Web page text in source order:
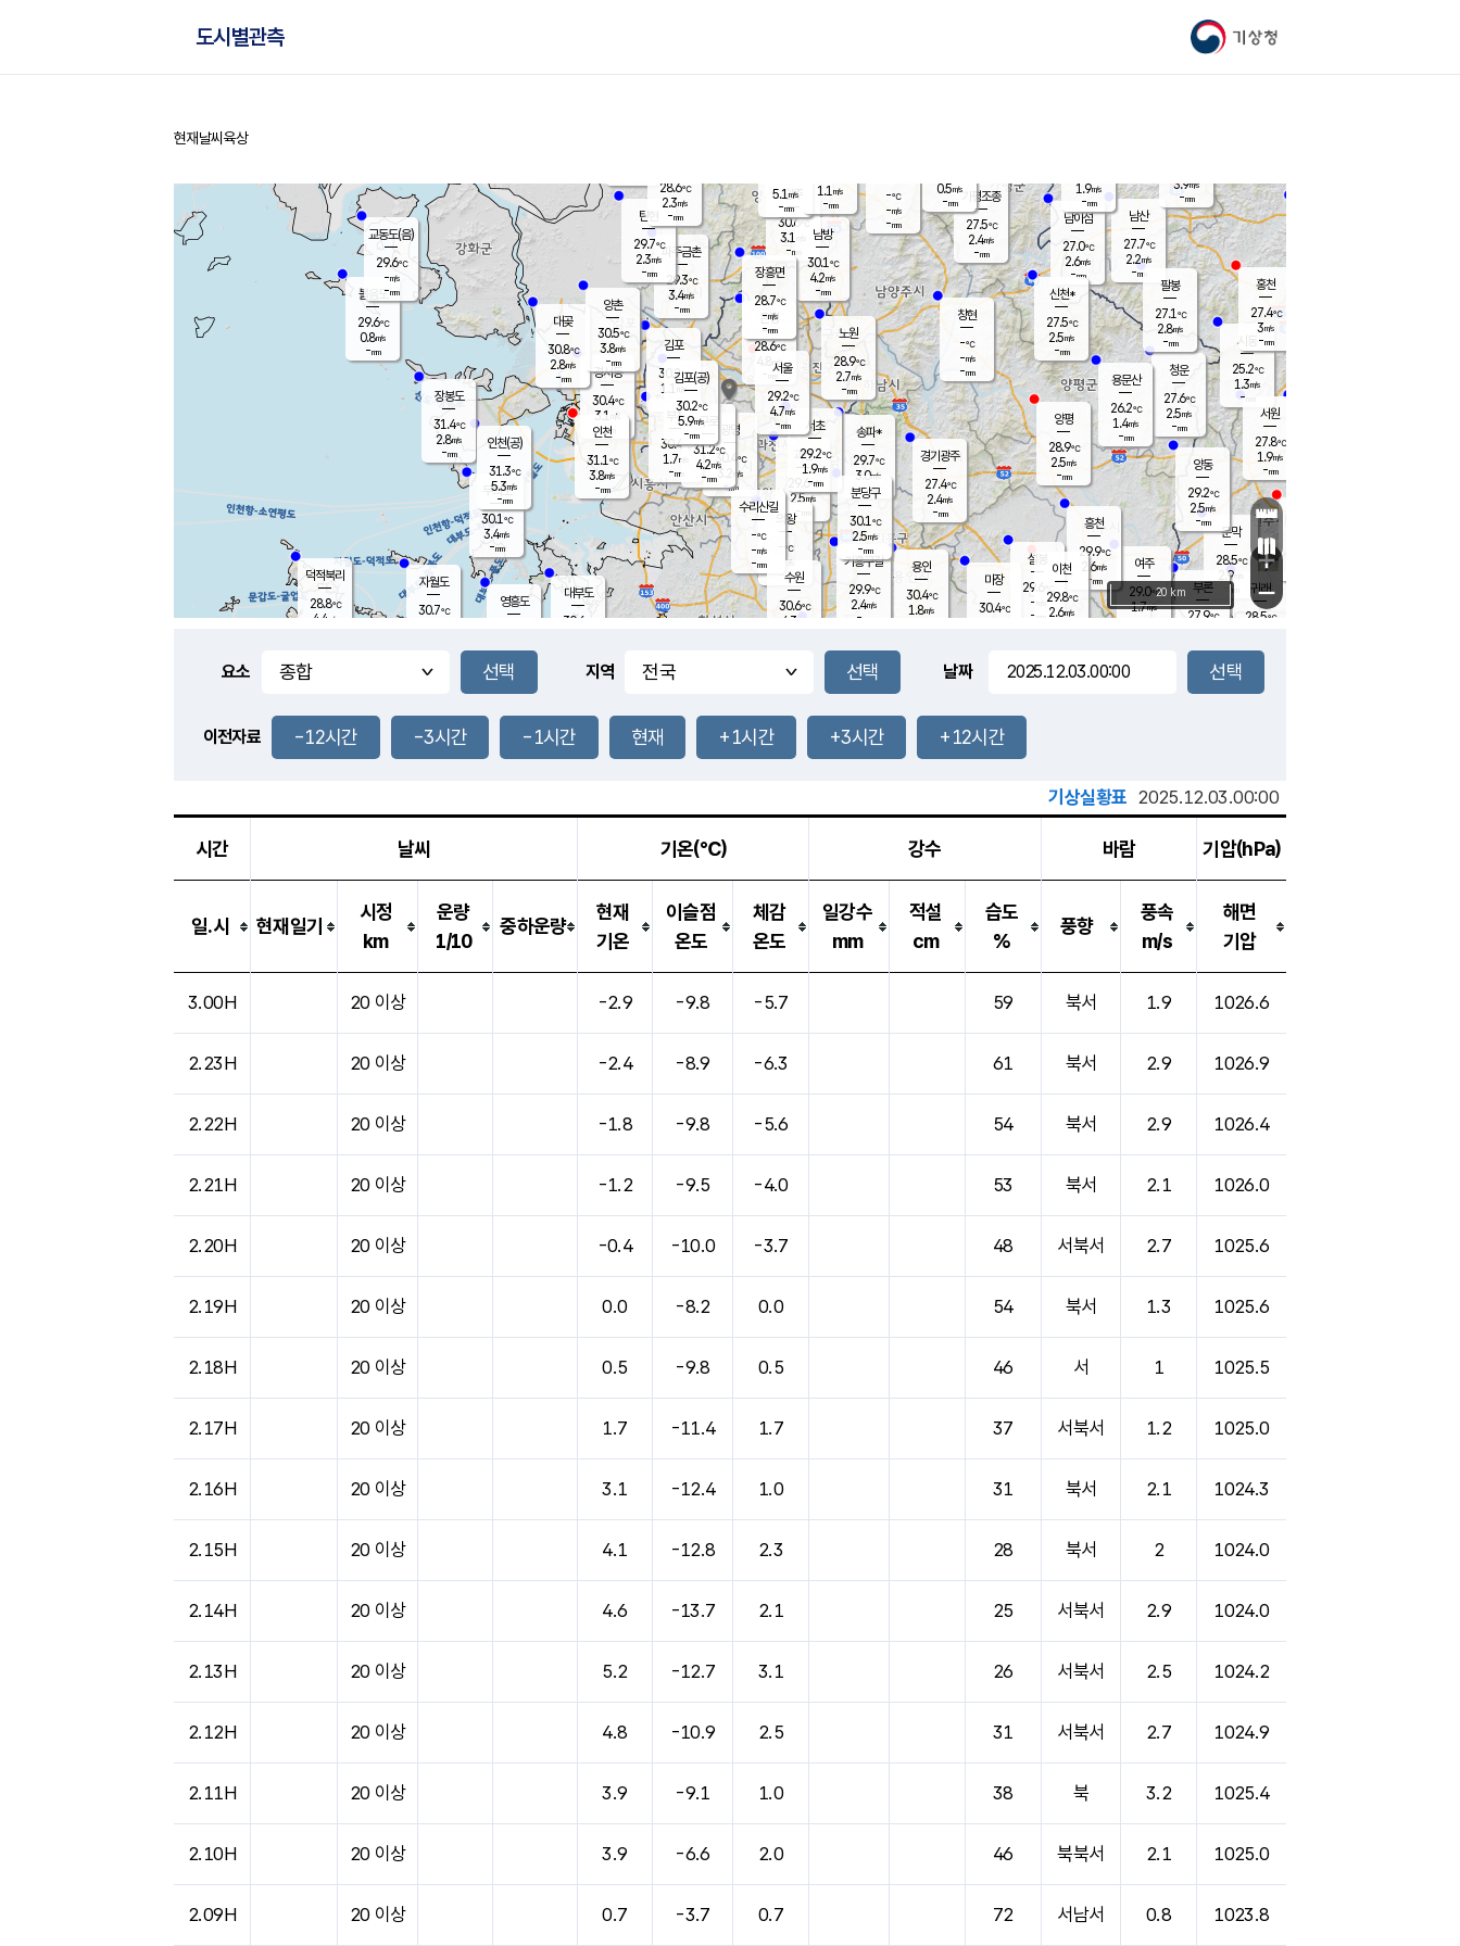
기상청
도시별관측
홈
현재날씨 육상
풍도
3.8m/s
문막
28.5℃
2.9m/s
mm
남이섬
27.0℃
2.6m/s
-mm
무의도
30.1℃
3.4m/s
-mm
영흥도
볼음도
29.6℃
0.8m/s
-mm
자월도
30.7℃
양주
30.6℃
3.1
-mm
부론
27.9℃
과천
29.6℃
2.5m/s
- mm
남산
27.7℃
2.2m/s
-mm
장봉도
31.4℃
2.8m/s
-mm
-mm
청운
27.6℃
2.5m/s
-mm
팔봉
27.1℃
2.8m/s
-mm
-mm
용인
30.4℃
1.8m/s
여주
29.0℃
1.7m/s
양동
29.2℃
2.5m/s
-mm
경기광주
27.4℃
2.4m/s
-mm
장호원
1.9m/s
-mm
30.7
℃
대부도
30.6
-
경서동
30.4℃
3.1 m/s
-mm
파주금촌
29.3℃
3.4m/s
-mm
가평조종
27.5℃
2.4m/s
-mm
-℃
-m/s
-mm
대곶
30.8℃
2.8m/s
-mm
신천*
27.5℃
2.5m/s
-mm
창현
-℃
-m/s
-mm
탄현
29.7℃
2.3m/s
-mm
0.5m/s
-mm
31.3℃
1.7m/s
-mm
흥천
29.9℃
2.6m/s
-mm
마장
30.4℃
의왕
- ℃
m/s
mm
김포
30.2℃
1.1 m/s
mm
설봉
29.6
-m/s
- mm
광명
30.4 ℃
3.2 m/s
-mm
부천
30.4℃
1.7m/s
-mm
-mm
양촌
30.5℃
3.8m/s
-mm
구로
31.2℃
4.2m/s
-mm
은평
28.6℃
4.8 m/s
- mm
노원
28.9℃
2.7m/s
-mm
송파*
29.7℃
3.0m/s
-mm
서초
29.2℃
1.9m/s
-mm
남방
30.1℃
4.2m/s
-mm
기흥구갈
29.9℃
2.4m/s
-
수리산길
-℃
-m/s
-mm
분당구
30.1℃
2.5m/s
-mm
장흥면
28.7℃
-m/s
-mm
5.1 m/s
-mm
시동
25.2℃
1.3m/s
- mm
귀래
28.5℃
서원
27.8℃
1.9m/s
-mm
용문산
26.2℃
1.4m/s
-mm
덕적북리
28.8℃
4.4 m/s
인천(공)
31.3℃
5.3m/s
-mm
김포(공)
30.2℃
5.9m/s
-mm
교동도(음)
29.6℃
-m/s
-mm
홍천
27.4℃
3m/s
-mm
이천
29.8℃
2.6m/s
양평
28.9℃
2.5m/s
-mm
수원
30.6℃
4.3 m/s
인천
31.1℃
3.8m/s
-mm
서울
29.2℃
4.7m/s
-mm
3.9m/s
-mm
28.6℃
2.3m/s
-mm
1.1 m/s
-mm
+
−
20 km
요소 지역 날짜
이전자료 -12시간 -3시간 -1시간 현재 +1시간 +3시간 +12시간
기상실황표 2025.12.03.00:00
시간 날씨 기온(℃) 강수 바람 기압(hPa)
일.시 현재일기
시정
km
운량
1/10
중하운량
현재
기온
이슬점
온도
체감
온도
일강수
mm
적설
cm
습도
%
풍향
풍속
m/s
해면
기압
3.00H 20 이상 -2.9 -9.8 -5.7 59 북서 1.9 1026.6
2.23H 20 이상 -2.4 -8.9 -6.3 61 북서 2.9 1026.9
2.22H 20 이상 -1.8 -9.8 -5.6 54 북서 2.9 1026.4
2.21H 20 이상 -1.2 -9.5 -4.0 53 북서 2.1 1026.0
2.20H 20 이상 -0.4 -10.0 -3.7 48 서북서 2.7 1025.6
2.19H 20 이상 0.0 -8.2 0.0 54 북서 1.3 1025.6
2.18H 20 이상 0.5 -9.8 0.5 46 서 1 1025.5
2.17H 20 이상 1.7 -11.4 1.7 37 서북서 1.2 1025.0
2.16H 20 이상 3.1 -12.4 1.0 31 북서 2.1 1024.3
2.15H 20 이상 4.1 -12.8 2.3 28 북서 2 1024.0
2.14H 20 이상 4.6 -13.7 2.1 25 서북서 2.9 1024.0
2.13H 20 이상 5.2 -12.7 3.1 26 서북서 2.5 1024.2
2.12H 20 이상 4.8 -10.9 2.5 31 서북서 2.7 1024.9
2.11H 20 이상 3.9 -9.1 1.0 38 북 3.2 1025.4
2.10H 20 이상 3.9 -6.6 2.0 46 북북서 2.1 1025.0
2.09H 20 이상 0.7 -3.7 0.7 72 서남서 0.8 1023.8